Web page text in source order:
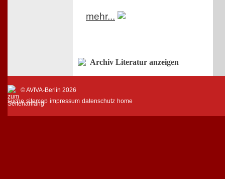
mehr...
Archiv Literatur anzeigen
© AVIVA-Berlin 2026
suche sitemap impressum datenschutz home